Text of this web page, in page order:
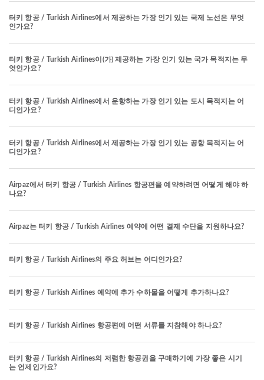
터키 항공 / Turkish Airlines에서 제공하는 가장 인기 있는 국제 노선은 무엇
인가요?
터키 항공 / Turkish Airlines이(가) 제공하는 가장 인기 있는 국가 목적지는 무
엇인가요?
터키 항공 / Turkish Airlines에서 운항하는 가장 인기 있는 도시 목적지는 어
디인가요?
터키 항공 / Turkish Airlines에서 제공하는 가장 인기 있는 공항 목적지는 어
디인가요?
Airpaz에서 터키 항공 / Turkish Airlines 항공편을 예약하려면 어떻게 해야 하
나요?
Airpaz는 터키 항공 / Turkish Airlines 예약에 어떤 결제 수단을 지원하나요?
터키 항공 / Turkish Airlines의 주요 허브는 어디인가요?
터키 항공 / Turkish Airlines 예약에 추가 수하물을 어떻게 추가하나요?
터키 항공 / Turkish Airlines 항공편에 어떤 서류를 지참해야 하나요?
터키 항공 / Turkish Airlines의 저렴한 항공권을 구매하기에 가장 좋은 시기
는 언제인가요?